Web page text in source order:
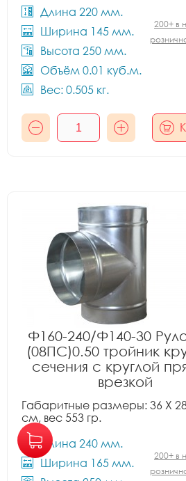
Длина 220 мм.
Ширина 145 мм.
Высота 250 мм.
Объём 0.01 куб.м.
Вес: 0.505 кг.
200+ в
Ф160-240/Ф140-30
(08ПС)0.50 тройник
сечения с круглой
врезкой
Габаритные размеры: 36 X
см, вес 553 гр.
Длина 240 мм.
Ширина 165 мм.
200+ в